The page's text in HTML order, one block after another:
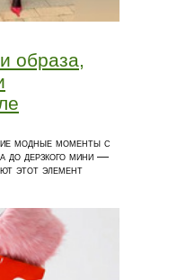
образа,
модные моменты с
до дерзкого мини —
этот элемент